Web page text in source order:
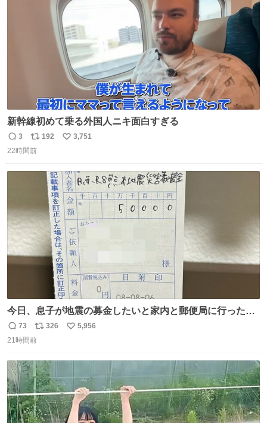
新幹線初めて乗る外国人ニキ面白すぎる
返
信
3
リ
ポ
192
い
数
3,751
22時間前
今日、息子が地震の募金したいと家内と郵便局に行ったみ
たいです。おもちゃとか買う選択肢もあったと思うけど、
自分で貯めてた2万円を役に立てて欲しい、みんなも元気
かできたらなぁと思いました。
返
信
73
リ
ポ
ト
数
326
い
5,956
21時間前